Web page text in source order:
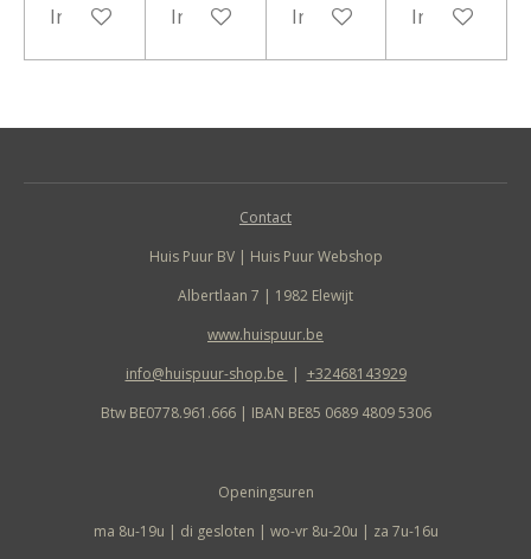
In winkelwagenIn winkelwagenIn winkelwagenIn
Contact
Huis Puur BV | Huis Puur Webshop
Albertlaan 7 | 1982 Elewijt
www.huispuur.be
info@huispuur-shop.be | +32468143929
Btw BE0778.961.666 | IBAN BE85 0689 4809 5306
Openingsuren
ma 8u-19u | di gesloten | wo-vr 8u-20u | za 7u-16u